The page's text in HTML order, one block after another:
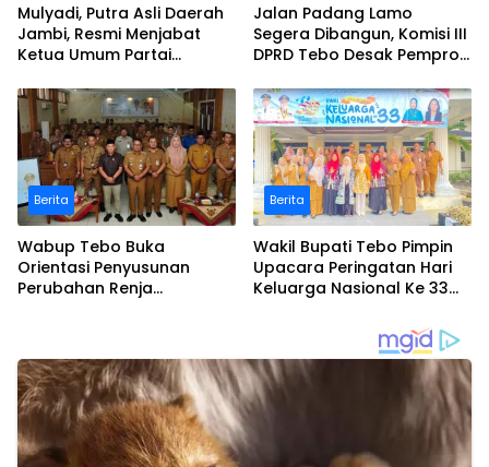
Mulyadi, Putra Asli Daerah
Jambi, Resmi Menjabat
Ketua Umum Partai
Perwakilan ASEAN Partai
Perubahan di Malaysia
Jalan Padang Lamo
Segera Dibangun, Komisi III
DPRD Tebo Desak Pemprov
Anggaran Rp70 Miliar
Berita
Wabup Tebo Buka
Orientasi Penyusunan
Perubahan Renja
Berita
Wakil Bupati Tebo Pimpin
Upacara Peringatan Hari
Keluarga Nasional Ke 33